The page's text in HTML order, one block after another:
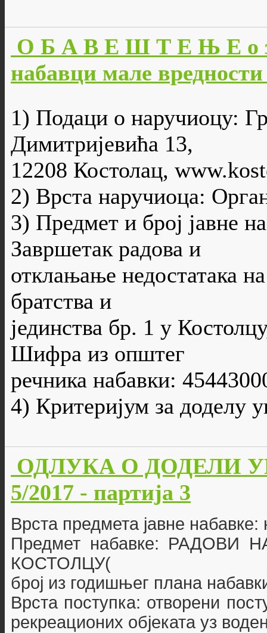
О Б А В Е Ш Т Е Њ Е о
набавци мале
1) Подаци о наручиоцу:
Димитријевића 13,
12208 Костолац,
2) Врста наручиоца:
3) Предмет и број јавне
Завршетак радова и
отклањање недостатака
братства и
јединства бр. 1 у
Шифра из општег
речника набавки:
4) Критеријум за доделу
ОДЛУКА О ДОДЕЛИ
5/2017 - партија 3
Врста предмета јавне
Предмет набавке:
КОСТОЛЦУ(
број из годишњег плана
Врста поступка: отворени
рекреационих објеката уз